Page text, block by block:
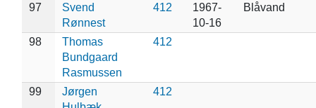
97
Svend
Rønnest
412
1967-
10-16
Blåvand
98
Thomas
Bundgaard
Rasmussen
412
99
Jørgen
412